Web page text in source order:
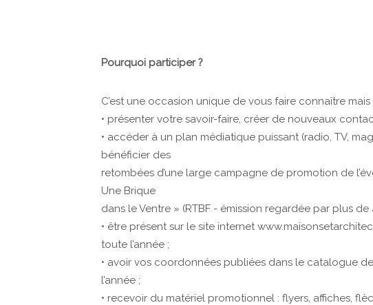
Pourquoi participer ?
C’est une occasion unique de vous faire connaître
• présenter votre savoir-faire, créer de nouveaux
• accéder à un plan médiatique puissant (radio, TV,
bénéficier des
retombées d’une large campagne de promotion de
Une Brique
dans le Ventre » (RTBF - émission regardée par plus
• être présent sur le site internet
toute l’année ;
• avoir vos coordonnées publiées dans le catalogue
l’année ;
• recevoir du matériel promotionnel : flyers, affiches,